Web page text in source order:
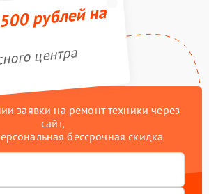
рублей на
центра
заявки на ремонт техники через
сайт,
бессрочная скидка